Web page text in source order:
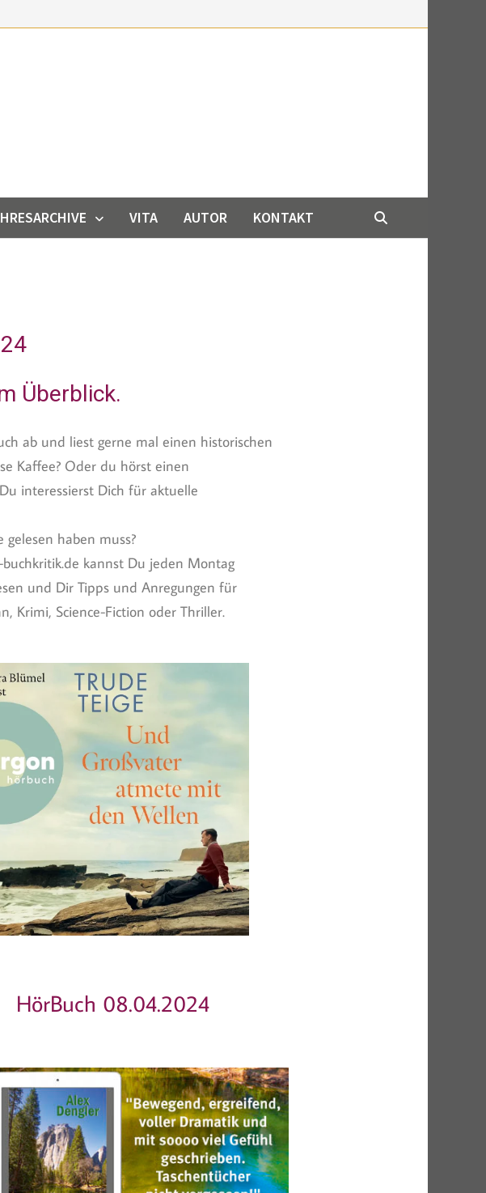
VITA AUTOR KONTAKT
Überblick.
ab und liest gerne mal einen historischen
Kaffee? Oder du hörst einen
interessierst Dich für aktuelle
haben muss?
kannst Du jeden Montag
und Dir Tipps und Anregungen für
Krimi, Science-Fiction oder Thriller.
HörBuch 08.04.2024